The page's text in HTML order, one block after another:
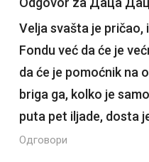
Velja svašta je pričao,
Fondu već da će je
da će je pomoćnik na
briga ga, kolko je
puta pet iljade, dosta
Одговори